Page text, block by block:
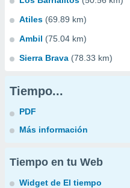
Atiles (69.89 km)
Ambil (75.04 km)
Sierra Brava (78.33 km)
Tiempo...
PDF
Más información
Tiempo en tu Web
Widget de El tiempo